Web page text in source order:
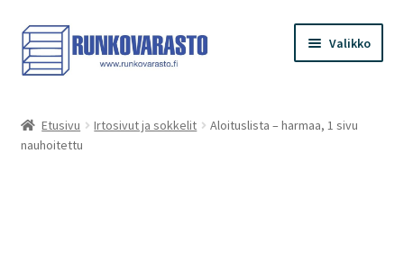
Siirry
navigointiin
Siirry
sisältöön
Valikko
Kauppa
Etusivu Irtosivut ja sokkelit
Aloituslista – harmaa, 1 sivu
nauhoitettu